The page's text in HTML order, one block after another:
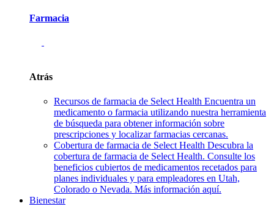
Farmacia
Atrás
Recursos de farmacia de Select Health Encuentra un
medicamento o farmacia utilizando nuestra herramienta
de búsqueda para obtener información sobre
prescripciones y localizar farmacias cercanas.
Cobertura de farmacia de Select Health Descubra la
cobertura de farmacia de Select Health. Consulte los
beneficios cubiertos de medicamentos recetados para
planes individuales y para empleadores en Utah,
Colorado o Nevada. Más información aquí.
Bienestar